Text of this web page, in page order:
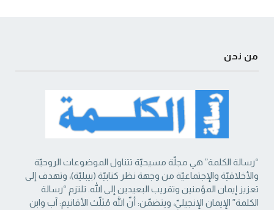
من نحن
“رسالة الكلمة” هي مجلّة مسيحيّة تتناول الموضوعات الروحيّة
والأخلاقيّة والإجتماعيّة من ‏وجهة نظر كتابيّة (بيبليّة)، وتهدف إلى
تعزيز إيمان المؤمنين وتقريب البعيدين إلى الله. تلتزم “رسالة
‏الكلمة” الإيمان الإنجيليّ، ويتضمّن: أنّ الله مُثلّث الأقانيم: آب وابن